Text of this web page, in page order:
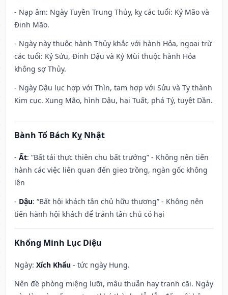
- Nạp âm: Ngày Tuyền Trung Thủy, kỵ các tuổi: Kỷ Mão và
Đinh Mão.
- Ngày này thuộc hành Thủy khắc với hành Hỏa, ngoại trừ
các tuổi: Kỷ Sửu, Đinh Dậu và Kỷ Mùi thuộc hành Hỏa
không sợ Thủy.
- Ngày Dậu lục hợp với Thìn, tam hợp với Sửu và Tỵ thành
Kim cục. Xung Mão, hình Dậu, hại Tuất, phá Tý, tuyệt Dần.
Bành Tổ Bách Kỵ Nhật
- Ất: “Bất tải thực thiên chu bất trưởng” - Không nên tiến
hành các việc liên quan đến gieo trồng, ngàn gốc không
lên
- Dậu: “Bất hội khách tân chủ hữu thương” - Không nên
tiến hành hội khách để tránh tân chủ có hại
Khổng Minh Lục Diệu
Ngày: Xích Khẩu - tức ngày Hung.
Nên đề phòng miệng lưỡi, mâu thuẫn hay tranh cãi. Ngày